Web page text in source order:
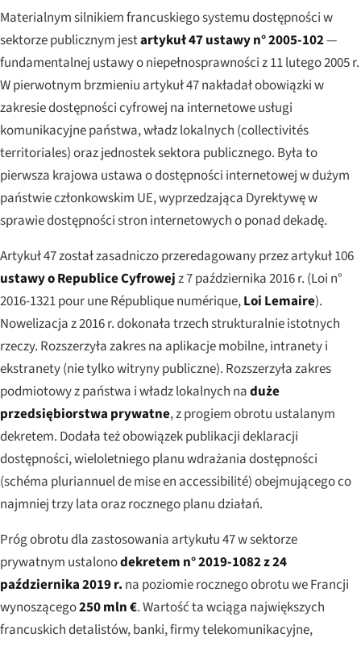
Materialnym silnikiem francuskiego systemu dostępności w
sektorze publicznym jestartykuł 47 ustawy n° 2005-102—
fundamentalnej ustawy o niepełnosprawności z 11 lutego 2005 r.
W pierwotnym brzmieniu artykuł 47 nakładał obowiązki w
zakresie dostępności cyfrowej na internetowe usługi
komunikacyjne państwa, władz lokalnych (collectivités
territoriales) oraz jednostek sektora publicznego. Była to
pierwsza krajowa ustawa o dostępności internetowej w dużym
państwie członkowskim UE, wyprzedzająca Dyrektywę w
sprawie dostępności stron internetowych o ponad dekadę.
Artykuł 47 został zasadniczo przeredagowany przez artykuł 106
ustawy o Republice Cyfrowejz 7 października 2016 r. (Loi n°
2016-1321 pour une République numérique,Loi Lemaire).
Nowelizacja z 2016 r. dokonała trzech strukturalnie istotnych
rzeczy. Rozszerzyła zakres na aplikacje mobilne, intranety i
ekstranety (nie tylko witryny publiczne). Rozszerzyła zakres
podmiotowy z państwa i władz lokalnych naduże
przedsiębiorstwa prywatne, z progiem obrotu ustalanym
dekretem. Dodała też obowiązek publikacjideklaracji
dostępności,wieloletniego planu wdrażania dostępności
(schéma pluriannuel de mise en accessibilité) obejmującego co
najmniej trzy lata orazrocznego planu działań.
Próg obrotu dla zastosowania artykułu 47 w sektorze
prywatnym ustalonodekretem n° 2019-1082 z 24
października 2019 r. na poziomie rocznego obrotu we Francji
wynoszącego250 mln €. Wartość ta wciąga największych
francuskich detalistów, banki, firmy telekomunikacyjne,